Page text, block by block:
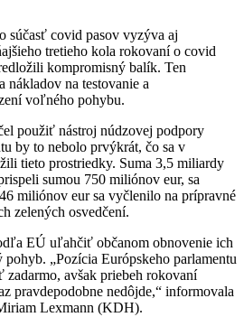
súčasť covid pasov vyzýva aj
tretieho kola rokovaní o covid
kompromisný balík. Ten
nákladov na testovanie a
voľného pohybu.
použiť nástroj núdzovej podpory
by to nebolo prvýkrát, čo sa v
tieto prostriedky. Suma 3,5 miliardy
sumou 750 miliónov eur, sa
miliónov eur sa vyčlenilo na prípravné
zelených osvedčení.
EÚ uľahčiť občanom obnovenie ich
„Pozícia Európskeho parlamentu
avšak priebeh rokovaní
pravdepodobne nedôjde,“ informovala
Lexmann (KDH).